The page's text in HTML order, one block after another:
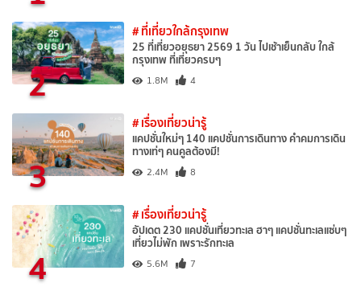
2
# ที่เที่ยวใกล้กรุงเทพ
25 ที่เที่ยวอยุธยา 2569 1 วัน ไปเช้าเย็นกลับ ใกล้
กรุงเทพ ที่เที่ยวครบๆ
1.8M 4
3
# เรื่องเที่ยวน่ารู้
แคปชั่นใหม่ๆ 140 แคปชั่นการเดินทาง คำคมการเดิน
ทางเท่ๆ คนคูลต้องมี!
2.4M 8
4
# เรื่องเที่ยวน่ารู้
อัปเดต 230 แคปชั่นเที่ยวทะเล ฮาๆ แคปชั่นทะเลแซ่บๆ
เที่ยวไม่พัก เพราะรักทะเล
5.6M 7